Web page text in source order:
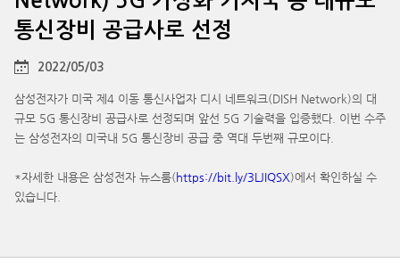
통신장비 공급사로 선정
2022/05/03
삼성전자가 미국 제4 이동 통신사업자 디시 네트워크(DISH Network)의 대
규모 5G 통신장비 공급사로 선정되며 앞선 5G 기술력을 입증했다. 이번 수주
는 삼성전자의 미국내 5G 통신장비 공급 중 역대 두번째 규모이다.
*자세한 내용은 삼성전자 뉴스룸(https://bit.ly/3LJIQSX)에서 확인하실 수
있습니다.